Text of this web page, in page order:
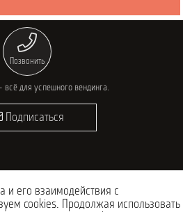
Позвонить
всё для успешного вендинга.
Подписаться
и его взаимодействия с
cookies. Продолжая использовать